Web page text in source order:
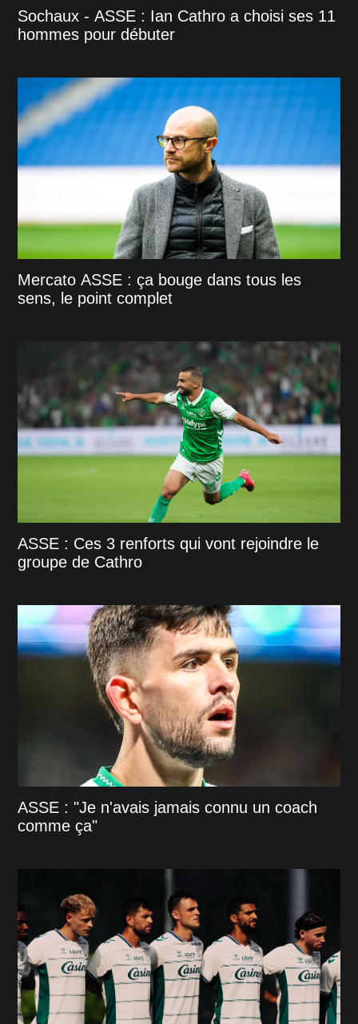
Sochaux - ASSE : Ian Cathro a choisi ses 11
hommes pour débuter
Mercato ASSE : ça bouge dans tous les
sens, le point complet
ASSE : Ces 3 renforts qui vont rejoindre le
groupe de Cathro
ASSE : "Je n'avais jamais connu un coach
comme ça"